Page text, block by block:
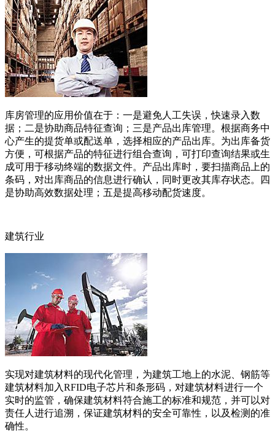
库房管理的应用价值在于：一是避免人工失误，快速录入数
据；二是协助商品特征查询；三是产品出库管理。根据商务中
心产生的提货单或配送单，选择相应的产品出库。为出库备货
方便，可根据产品的特征进行组合查询，可打印查询结果或生
成可用于移动终端的数据文件。产品出库时，要扫描商品上的
条码，对出库商品的信息进行确认，同时更改其库存状态。四
是协助高效数据处理；五是提高移动配货速度。
建筑行业
实现对建筑材料的现代化管理，为建筑工地上的水泥、钢筋等
建筑材料加入RFID电子芯片和条形码，对建筑材料进行一个
实时的监管，确保建筑材料符合施工的标准和规范，并可以对
责任人进行追溯，保证建筑材料的安全可靠性，以及检测的准
确性。